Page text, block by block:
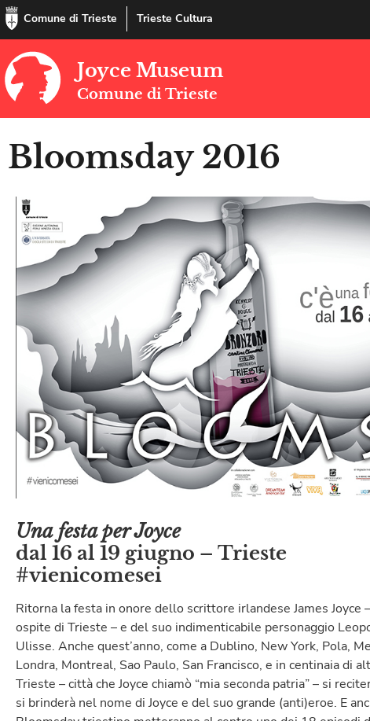
Comune di Trieste Trieste Cultura
Joyce Museum
Comune di Trieste
Bloomsday 2016
Una festa per Joyce
dal 16 al 19 giugno – Trieste
#vienicomesei
Ritorna la festa in onore dello scrittore irlandese James
ospite di Trieste – e del suo indimenticabile personaggio
Ulisse. Anche quest’anno, come a Dublino, New York, Pola,
Londra, Montreal, Sao Paulo, San Francisco, e in centinaia di
Trieste – città che Joyce chiamò “mia seconda patria” – si
si brinderà nel nome di Joyce e del suo grande (anti)eroe. E